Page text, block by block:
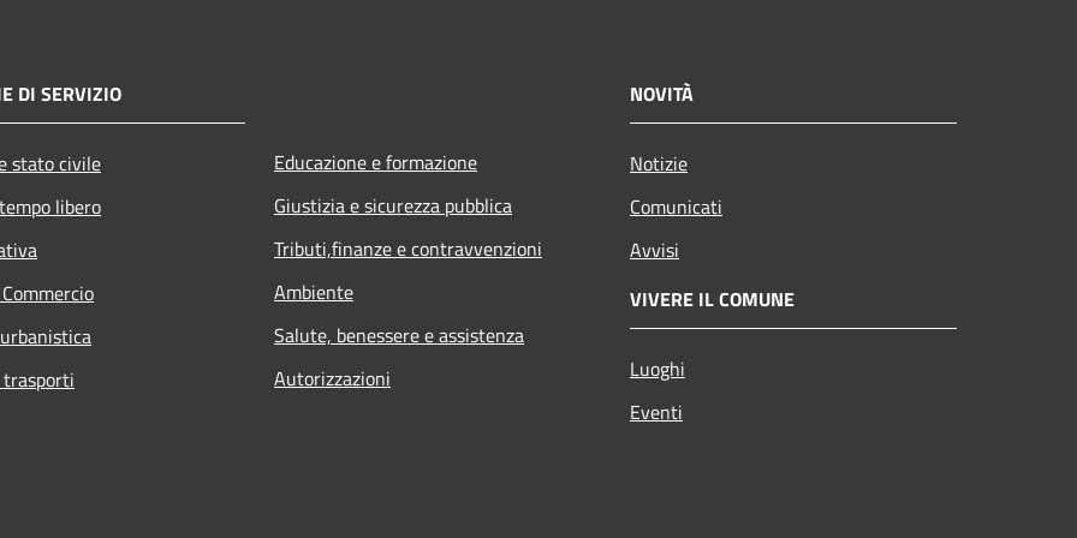
DI SERVIZIO
stato civile
libero
Educazione e formazione
Giustizia e sicurezza pubblica
Tributi,finanze e contravvenzioni
Ambiente
Salute, benessere e assistenza
Autorizzazioni
NOVITÀ
Notizie
Comunicati
Avvisi
VIVERE IL COMUNE
Luoghi
Eventi